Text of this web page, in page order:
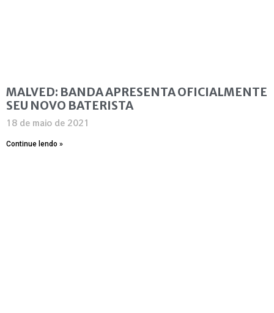
MALVED: BANDA APRESENTA OFICIALMENTE
SEU NOVO BATERISTA
18 de maio de 2021
Continue lendo »